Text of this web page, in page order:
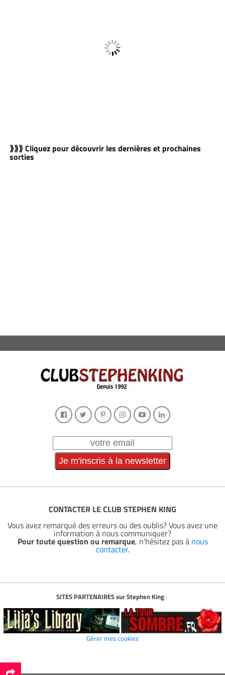
⟫⟫⟫ Cliquez pour découvrir les dernières et prochaines
sorties
CONTACTER LE CLUB STEPHEN KING
Vous avez remarqué des erreurs ou des oublis? Vous avez une
information à nous communiquer?
Pour toute question ou remarque, n'hésitez pas à nous
contacter.
SITES PARTENAIRES sur Stephen King:
Gérer mes cookies